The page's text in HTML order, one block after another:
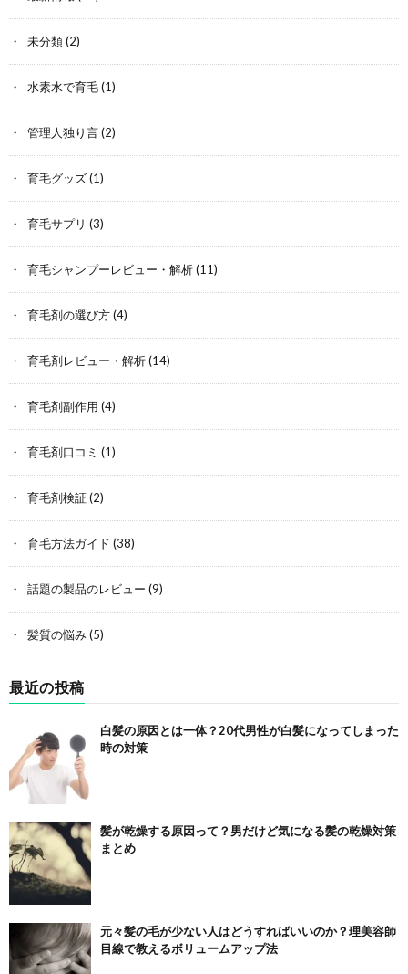
未分類(2)
水素水で育毛(1)
管理人独り言(2)
育毛グッズ(1)
育毛サプリ (3)
育毛シャンプーレビュー・解析(11)
育毛剤の選び方(4)
育毛剤レビュー・解析(14)
育毛剤副作用 (4)
育毛剤口コミ (1)
育毛剤検証(2)
育毛方法ガイド (38)
話題の製品のレビュー (9)
髪質の悩み(5)
最近の投稿
白髪の原因とは一体？20代男性が白髪になってしまった
時の対策
髪が乾燥する原因って？男だけど気になる髪の乾燥対策
まとめ
元々髪の毛が少ない人はどうすればいいのか？理美容師
目線で教えるボリュームアップ法